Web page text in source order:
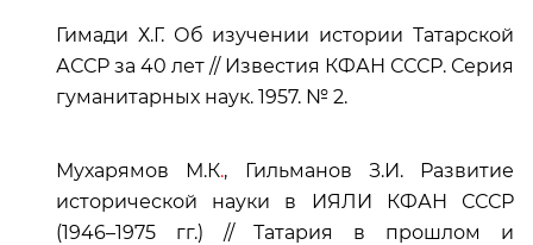
Гимади Х.Г. Об изучении истории Татарской
АССР за 40 лет // Известия КФАН СССР. Серия
гуманитарных наук. 1957. № 2.
Мухарямов М.К., Гильманов З.И. Развитие
исторической науки в ИЯЛИ КФАН СССР
(1946–1975 гг.) // Татария в прошлом и